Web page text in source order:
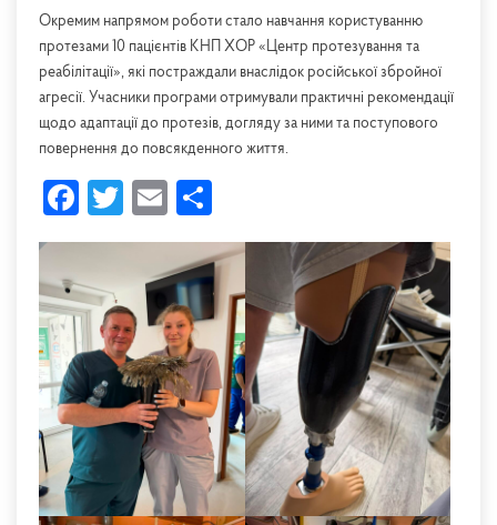
Окремим напрямом роботи стало навчання користуванню
протезами 10 пацієнтів КНП ХОР «Центр протезування та
реабілітації», які постраждали внаслідок російської збройної
агресії. Учасники програми отримували практичні рекомендації
щодо адаптації до протезів, догляду за ними та поступового
повернення до повсякденного життя.
Facebook
Twitter
Email